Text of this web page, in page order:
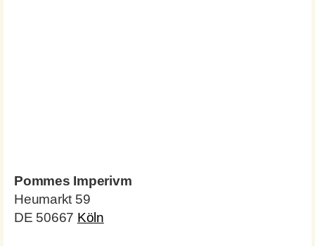
Pommes Imperivm
Heumarkt 59
DE 50667 Köln